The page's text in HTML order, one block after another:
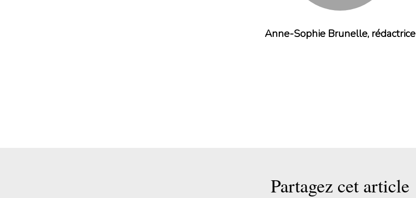
Anne-Sophie Brunelle, rédactrice
Partagez cet article